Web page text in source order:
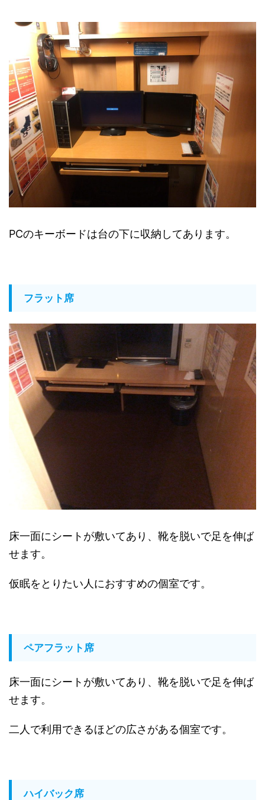
PCのキーボードは台の下に収納してあります。
フラット席
床一面にシートが敷いてあり、靴を脱いで足を伸ば
せます。
仮眠をとりたい人におすすめの個室です。
ペアフラット席
床一面にシートが敷いてあり、靴を脱いで足を伸ば
せます。
二人で利用できるほどの広さがある個室です。
ハイバック席